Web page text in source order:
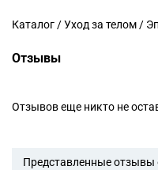
Каталог / Уход за телом /
Отзывы
Отзывов еще никто не
Представленные отзывы